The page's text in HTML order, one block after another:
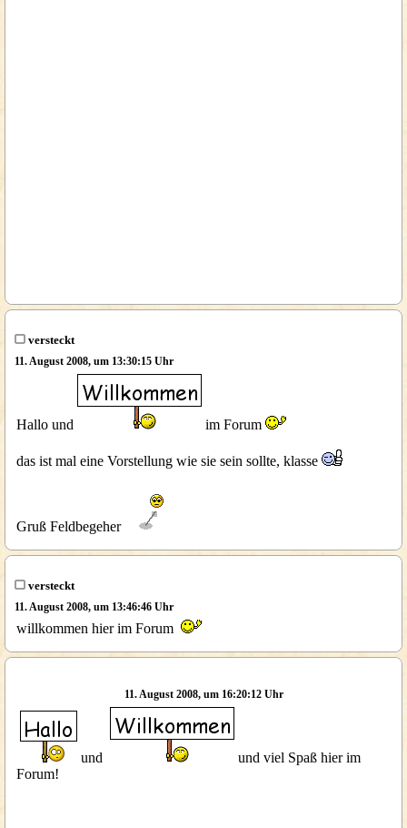
versteckt
11. August 2008, um 13:30:15 Uhr
Hallo und im Forum
das ist mal eine Vorstellung wie sie sein sollte, klasse
Gruß Feldbegeher
versteckt
11. August 2008, um 13:46:46 Uhr
willkommen hier im Forum
11. August 2008, um 16:20:12 Uhr
und
und viel Spaß hier im
Forum!